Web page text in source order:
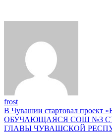
frost
Навигация
по
В Чувашии стартовал проект
ОБУЧАЮЩАЯСЯ СОШ №3
ГЛАВЫ ЧУВАШСКОЙ